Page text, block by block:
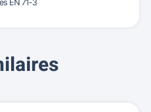
EN 71-3